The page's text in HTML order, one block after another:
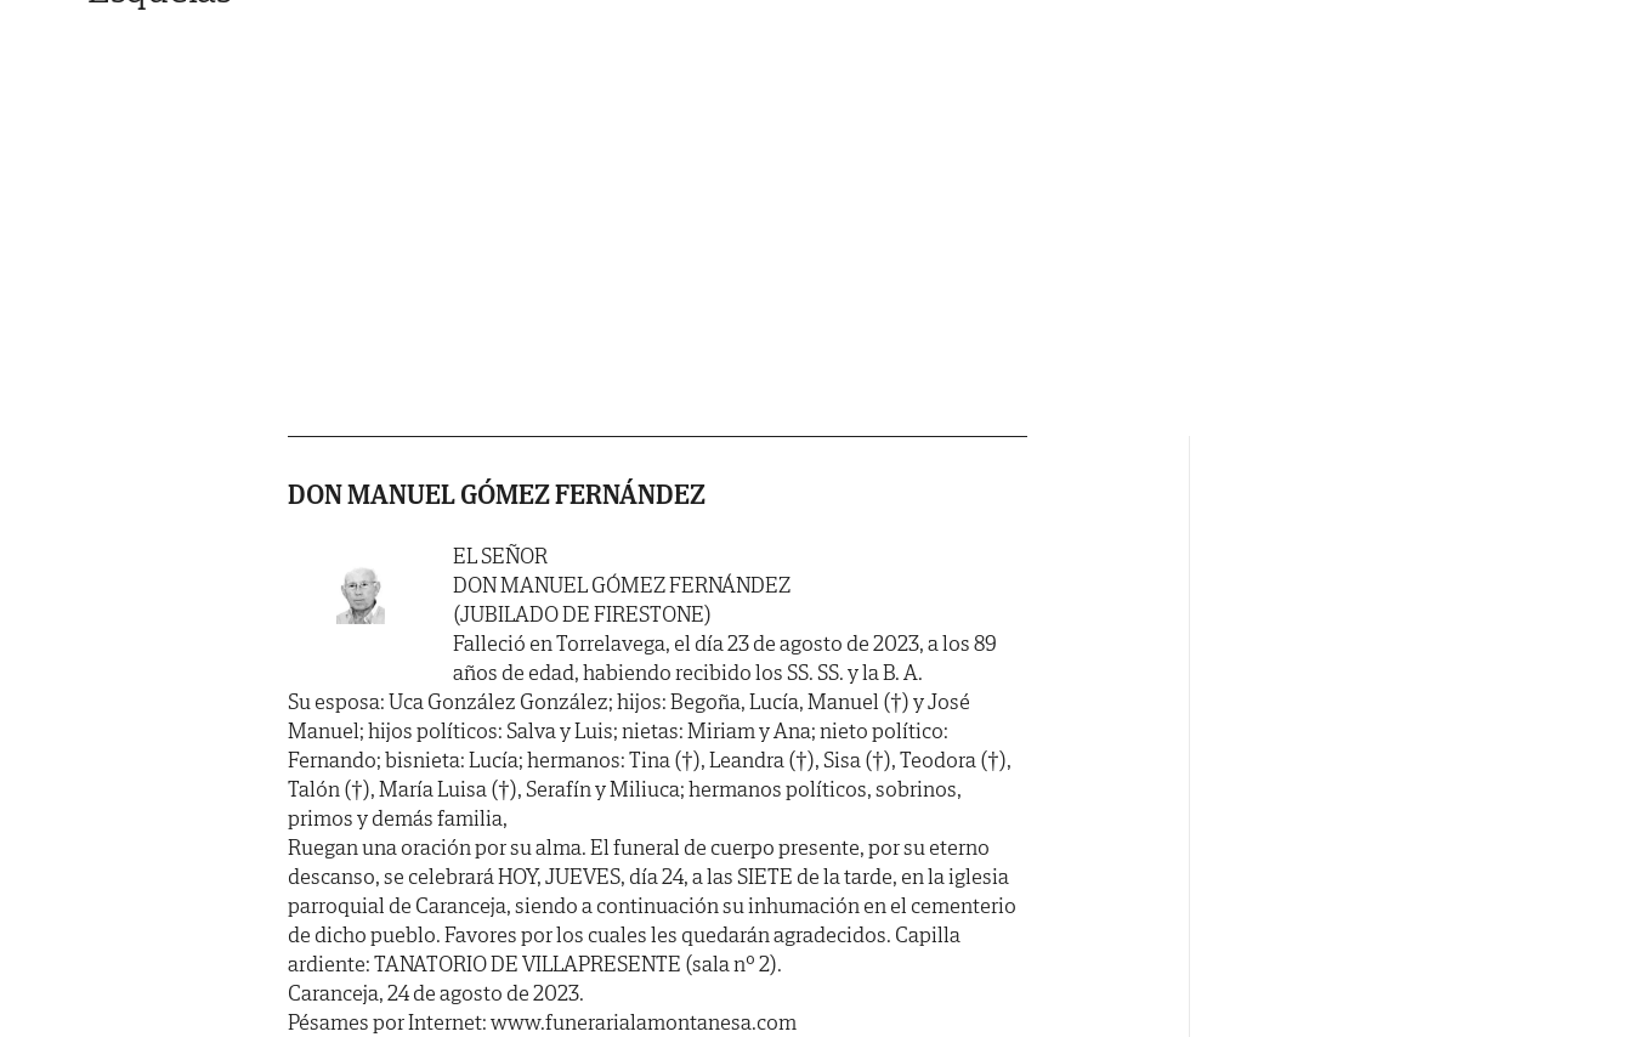
DON MANUEL GÓMEZ FERNÁNDEZ
EL SEÑOR
DON MANUEL GÓMEZ FERNÁNDEZ
(JUBILADO DE FIRESTONE)
Falleció en Torrelavega, el día 23 de agosto de 2023, a los 89
años de edad, habiendo recibido los SS. SS. y la B. A.
Su esposa: Uca González González; hijos: Begoña, Lucía, Manuel (†) y José
Manuel; hijos políticos: Salva y Luis; nietas: Miriam y Ana; nieto político:
Fernando; bisnieta: Lucía; hermanos: Tina (†), Leandra (†), Sisa (†), Teodora (†),
Talón (†), María Luisa (†), Serafín y Miliuca; hermanos políticos, sobrinos,
primos y demás familia,
Ruegan una oración por su alma. El funeral de cuerpo presente, por su eterno
descanso, se celebrará HOY, JUEVES, día 24, a las SIETE de la tarde, en la iglesia
parroquial de Caranceja, siendo a continuación su inhumación en el cementerio
de dicho pueblo. Favores por los cuales les quedarán agradecidos. Capilla
ardiente: TANATORIO DE VILLAPRESENTE (sala nº 2).
Caranceja, 24 de agosto de 2023.
Pésames por Internet: www.funerarialamontanesa.com